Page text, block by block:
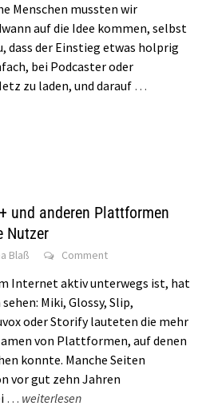
Menschen mussten wir
auf die Idee kommen, selbst
dass der Einstieg etwas holprig
bei Podcaster oder
zu laden, und darauf …
und anderen Plattformen
Nutzer
Blaß Comment
Internet aktiv unterwegs ist, hat
Miki, Glossy, Slip,
oder Storify lauteten die mehr
von Plattformen, auf denen
konnte. Manche Seiten
vor gut zehn Jahren
… weiterlesen